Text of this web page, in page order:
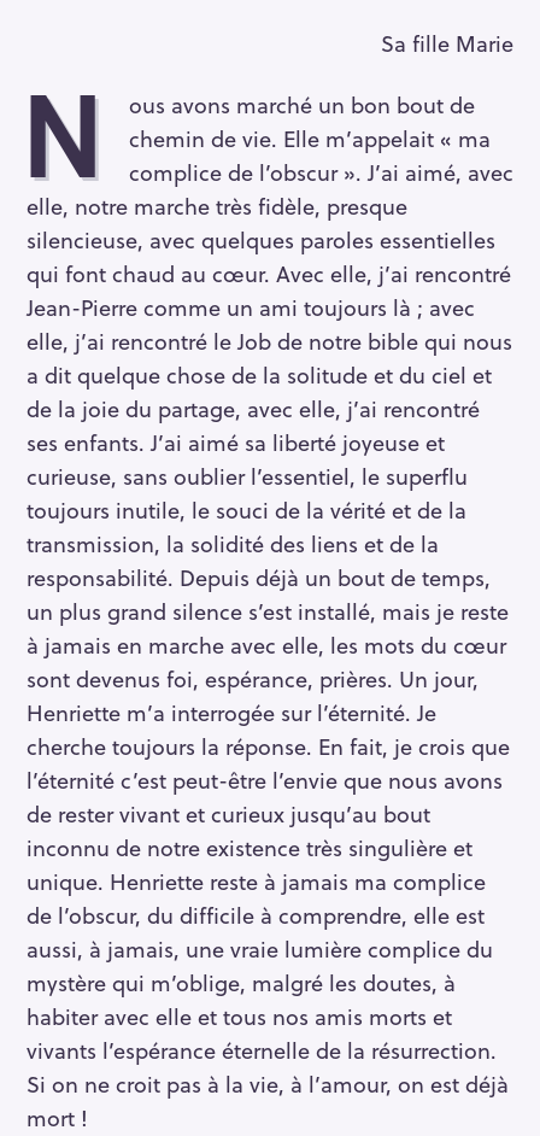
Sa fille Marie
N
ous avons marché un bon bout de
chemin de vie. Elle m’appelait « ma
complice de l’obscur ». J’ai aimé, avec
elle, notre marche très fidèle, presque
silencieuse, avec quelques paroles essentielles
qui font chaud au cœur. Avec elle, j’ai rencontré
Jean-Pierre comme un ami toujours là ; avec
elle, j’ai rencontré le Job de notre bible qui nous
a dit quelque chose de la solitude et du ciel et
de la joie du partage, avec elle, j’ai rencontré
ses enfants. J’ai aimé sa liberté joyeuse et
curieuse, sans oublier l’essentiel, le superflu
toujours inutile, le souci de la vérité et de la
transmission, la solidité des liens et de la
responsabilité. Depuis déjà un bout de temps,
un plus grand silence s’est installé, mais je reste
à jamais en marche avec elle, les mots du cœur
sont devenus foi, espérance, prières. Un jour,
Henriette m’a interrogée sur l’éternité. Je
cherche toujours la réponse. En fait, je crois que
l’éternité c’est peut-être l’envie que nous avons
de rester vivant et curieux jusqu’au bout
inconnu de notre existence très singulière et
unique. Henriette reste à jamais ma complice
de l’obscur, du difficile à comprendre, elle est
aussi, à jamais, une vraie lumière complice du
mystère qui m’oblige, malgré les doutes, à
habiter avec elle et tous nos amis morts et
vivants l’espérance éternelle de la résurrection.
Si on ne croit pas à la vie, à l’amour, on est déjà
mort !